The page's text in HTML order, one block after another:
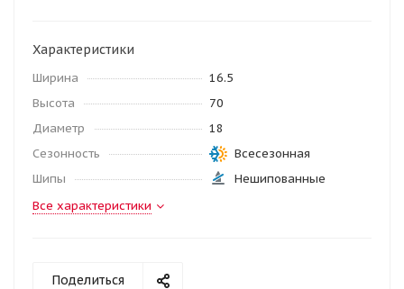
Характеристики
Ширина
16.5
Высота
70
Диаметр
18
Сезонность
Всесезонная
Шипы
Нешипованные
Все характеристики
Поделиться